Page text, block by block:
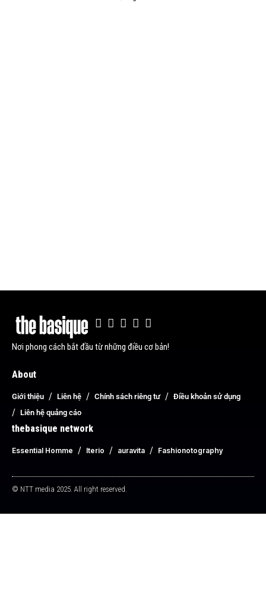
Nơi phong cách bắt đầu từ những điều cơ bản!
About
Giới thiệu Liên hệ Chính sách riêng tư
Điều khoản sử dụng
Liên hệ quảng cáo
thebasique network
Essential Homme Iterio auravita Fashionotography
© NTT media 2025. All right reserved.